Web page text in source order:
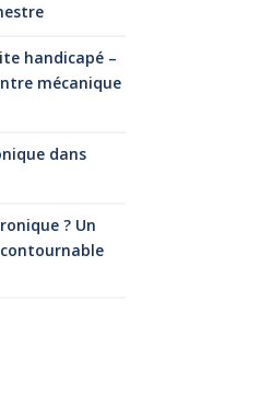
handicapé –
mécanique
dans
? Un